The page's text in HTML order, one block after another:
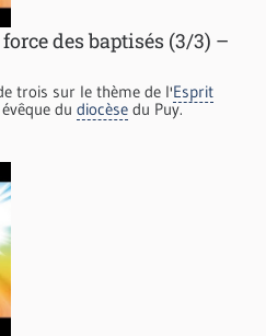
des baptisés (3/3) –
trois sur le thème de l'Esprit
du diocèse du Puy.